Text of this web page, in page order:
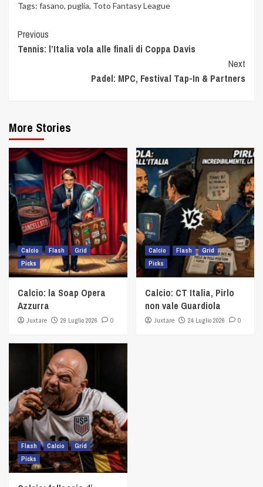
Tags: fasano, puglia, Toto Fantasy League
Continue
Reading
Previous
Tennis: l’Italia vola alle finali di Coppa Davis
Next
Padel: MPC, Festival Tap-In & Partners
More Stories
Calcio Flash
Grid
Picks
Calcio: la Soap Opera
Azzurra
Juxtare 29 Luglio 2026 0
Calcio Flash
Grid
Picks
Calcio: CT Italia, Pirlo
non vale Guardiola
Juxtare 24 Luglio 2026 0
Flash Calcio
Grid
Picks